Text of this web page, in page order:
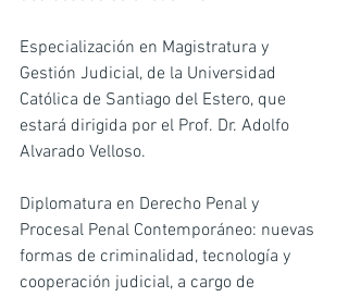
Especialización en Magistratura y
Gestión Judicial, de la Universidad
Católica de Santiago del Estero, que
estará dirigida por el Prof. Dr. Adolfo
Alvarado Velloso.
Diplomatura en Derecho Penal y
Procesal Penal Contemporáneo: nuevas
formas de criminalidad, tecnología y
cooperación judicial, a cargo de